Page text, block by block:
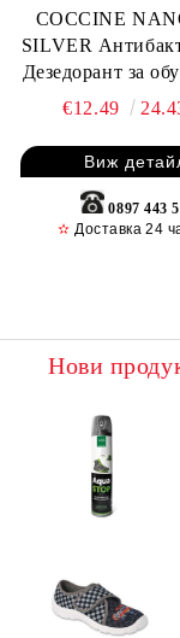
COCCINE
SILVER
Дезедорант за
ml
€12.49
Виж
0897 443
✫ Доставка 24
Нови